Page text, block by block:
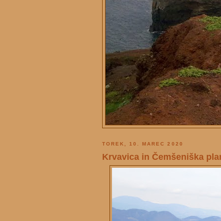
TOREK, 10. MAREC 2020
Krvavica in Čemšeniška